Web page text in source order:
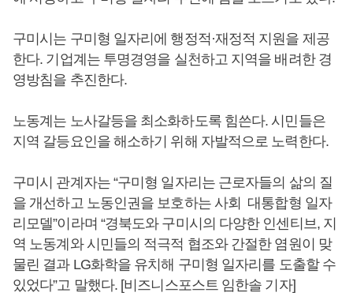
구미시는 구미형 일자리에 행정적·재정적 지원을 제공
한다. 기업계는 투명경영을 실천하고 지역을 배려한 경
영방침을 추진한다.
노동계는 노사갈등을 최소화하도록 힘쓴다. 시민들은
지역 갈등요인을 해소하기 위해 자발적으로 노력한다.
구미시 관계자는 “구미형 일자리는 근로자들의 삶의 질
을 개선하고 노동인권을 보호하는 사회 대통합형 일자
리모델”이라며 “경북도와 구미시의 다양한 인센티브, 지
역 노동계와 시민들의 적극적 협조와 간절한 염원이 맞
물린 결과 LG화학을 유치해 구미형 일자리를 도출할 수
있었다”고 말했다. [비즈니스포스트 임한솔 기자]